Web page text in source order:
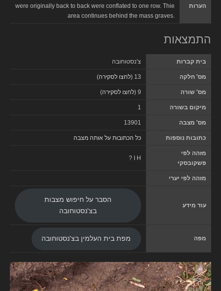
הערות
were originally back to back were conflated to one row. Thie
area continues behind the mass graves.
התמצאות
בית קברות צ'נסטוחובה
מס' חלקה 13 ( לחצו לסקירה)
מס' שורה 9 ( לחצו לסקירה)
מיקום בשורה 1
מס' מצבה 13901
כתובות נוספות כל הכתובות על אותה מצבה
מזהה לפי
פשקובסקי
? I H
מזהה לפי יערי
עוד מידע
הסבר על חיפוש מצבות
בצ'נסטוחובה
מפה מפת בית העלמין בצ'נסטוחובה